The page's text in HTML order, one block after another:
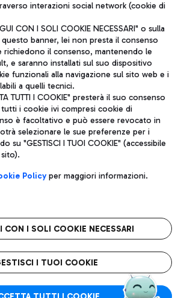
per raggiungere l'aeroporto
senza pensieri con il servizio di taxi a
per una pausa gustosa in aeroporto
- Società soggetta a direzione e
S.p.A.
delle Imprese di Roma 13032990155 P.
int. vers.
Paolo Racchetti 1 - 00054 Fiumicino (RM)
Note legali
Roma FCO
stellato
interazioni social network (cookie di
CON I SOLI COOKIE NECESSARI" o sulla
banner, lei non presta il consenso
richiedono il consenso, mantenendo le
e saranno installati sul suo dispositivo
funzionali alla navigazione sul sito web e i
a quelli tecnici.
TUTTI I COOKIE" presterà il suo consenso
i cookie ivi compresi cookie di
è facoltativo e può essere revocato in
selezionare le sue preferenze per i
su "GESTISCI I TUOI COOKIE" (accessibile
Policyper maggiori informazioni.
CON I SOLI COOKIE NECESSARI
I TUOI COOKIE